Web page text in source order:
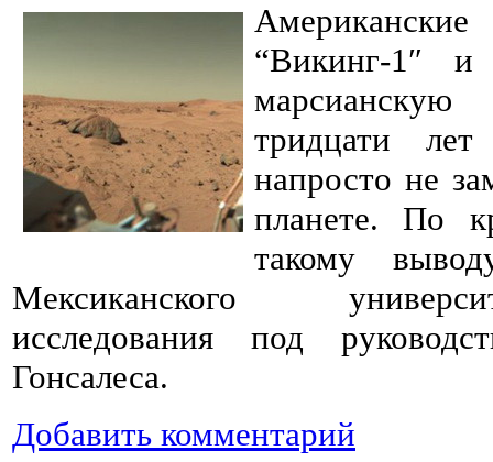
“Викинг-1″ и
тридцати
напросто не
планете. По
такому
Мексиканского
исследования под
Гонсалеса.
Добавить комментарий